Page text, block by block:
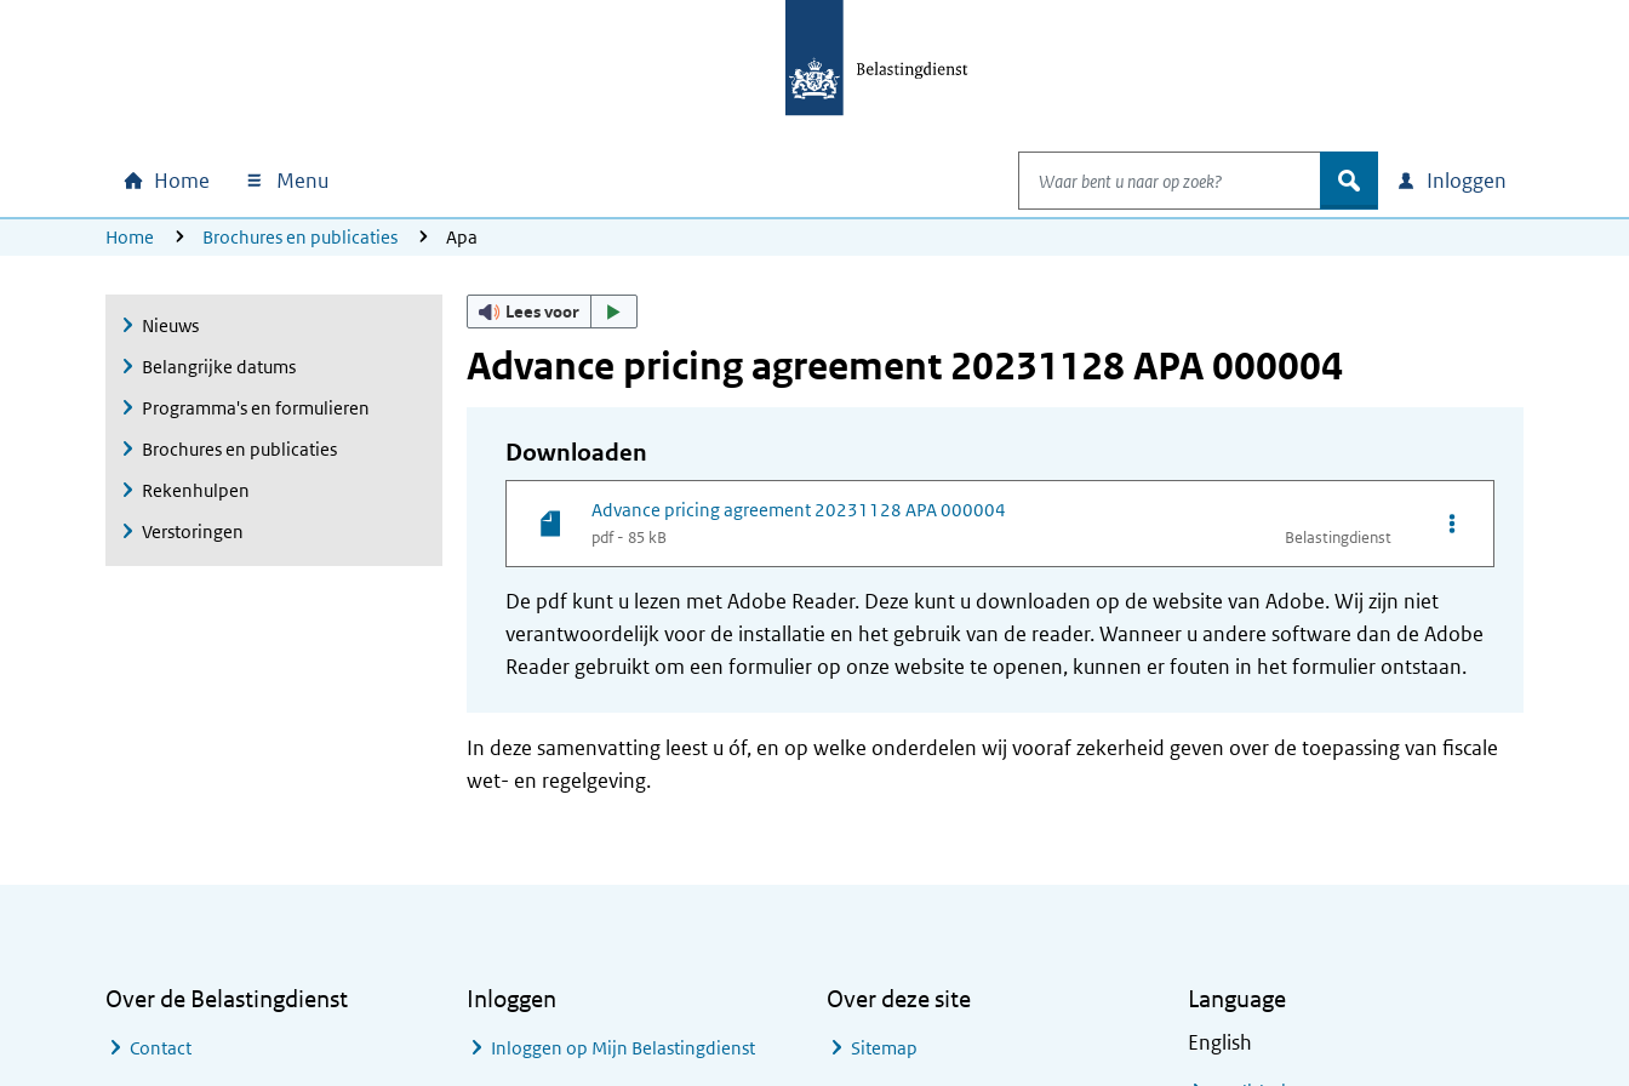
Hoofdnavigatie
Home Menu
Waar bent u naar op zoek?
zoek Inloggen
U bevindt zich hier:
Home Brochures en publicaties Apa
Nieuws
Belangrijke datums
Programma's en formulieren
Brochures en publicaties
Rekenhulpen
Verstoringen
Lees voor
Advance pricing agreement 20231128 APA 000004
Downloaden
Advance pricing agreement 20231128 APA 000004
pdf - 85 kB Belastingdienst
Opties van bestand
De pdf kunt u lezen met Adobe Reader. Deze kunt u downloaden op de website van Adobe. Wij zijn niet
verantwoordelijk voor de installatie en het gebruik van de reader. Wanneer u andere software dan de Adobe
Reader gebruikt om een formulier op onze website te openen, kunnen er fouten in het formulier ontstaan.
In deze samenvatting leest u óf, en op welke onderdelen wij vooraf zekerheid geven over de toepassing van fiscale
wet- en regelgeving.
Over de Belastingdienst
Contact
Inloggen
Inloggen op Mijn Belastingdienst
Over deze site
Sitemap
Language
English